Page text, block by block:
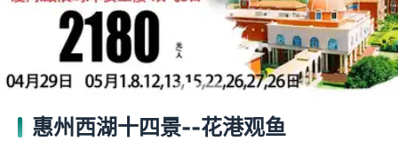
惠州西湖十四景--花港观鱼